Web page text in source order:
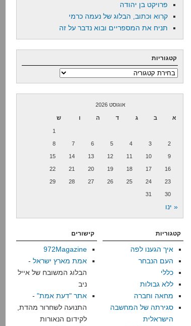
פרויקט בן יהודה
קרוא וכתוב, הבלוג של נעמה כרמי
תניח את המספריים ובוא נדבר על זה
קטגוריות
קטגוריות
אוגוסט 2026
א ב ג ד ה ו ש
1
2
3
4
5
6
7
8
9
10
11
12
13
14
15
16
17
18
19
20
21
22
23
24
25
26
27
28
29
30
31
« ינו
קטגוריות
איך הגענו לפה
העם הנבחר
כללי
ללא גבולות
מחאה וחברה
סגירתה של המחשבה
הישראלית
קישורים
972Magazine
אמת מארץ ישראל -
הבלוג המשובח של אייל
ניב
אתר "דעת אמת" -
התנועה לשחרור מהדת,
לקידום הנאורות